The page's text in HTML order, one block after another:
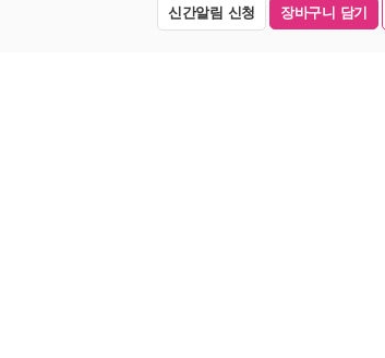
신간알림 신청 장바구니 담기